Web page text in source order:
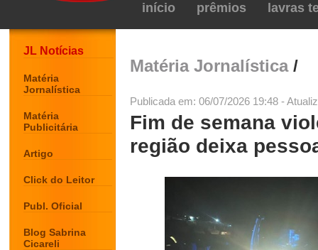
início prêmios lavras
JL Notícias
Matéria
Jornalística
Matéria
Publicitária
Artigo
Click do Leitor
Publ. Oficial
Blog Sabrina
Cicareli
Matéria Jornalística/
Publicada em: 06/07/2026 19:48 -
Fim de semana
região deixa